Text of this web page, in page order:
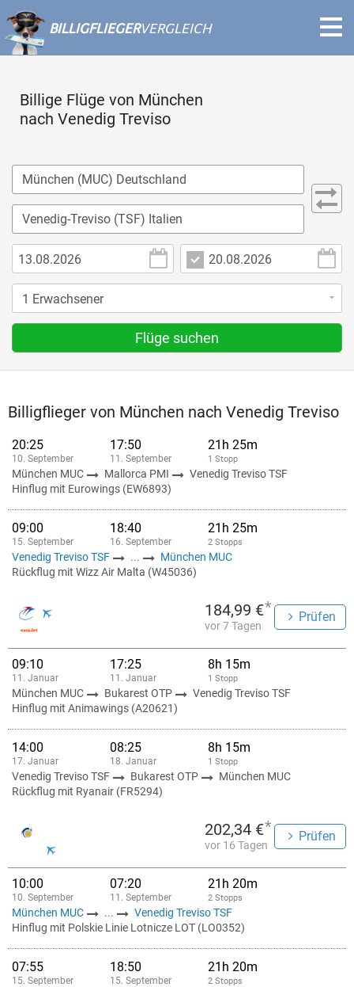
BILLIGFLIEGERVERGLEICH
Billige Flüge von München
nach Venedig Treviso
Flüge suchen
Billigflieger von München nach Venedig Treviso
20:25
10. September
17:50
11. September
21h 25m
1 Stopp
München MUC Mallorca PMI
Venedig Treviso TSF
Hinflug mit Eurowings (EW6893)
09:00
15. September
18:40
16. September
21h 25m
2 Stopps
Venedig Treviso TSF ...
München MUC
Rückflug mit Wizz Air Malta (W45036)
184,99 €*
vor 7 Tagen
Prüfen
09:10
11. Januar
17:25
11. Januar
8h 15m
1 Stopp
München MUC Bukarest OTP
Venedig Treviso TSF
Hinflug mit Animawings (A20621)
14:00
17. Januar
08:25
18. Januar
8h 15m
1 Stopp
Venedig Treviso TSF Bukarest OTP
München MUC
Rückflug mit Ryanair (FR5294)
202,34 €*
vor 16 Tagen
Prüfen
10:00
10. September
07:20
11. September
21h 20m
2 Stopps
München MUC ...
Venedig Treviso TSF
Hinflug mit Polskie Linie Lotnicze LOT (LO0352)
07:55
15. September
18:50
15. September
21h 20m
2 Stopps